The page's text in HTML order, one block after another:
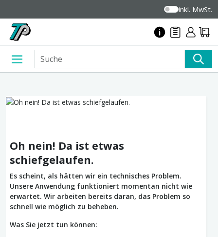
inkl. MwSt.
Oh nein! Da ist etwas
schiefgelaufen.
Es scheint, als hätten wir ein technisches Problem.
Unsere Anwendung funktioniert momentan nicht wie
erwartet. Wir arbeiten bereits daran, das Problem so
schnell wie möglich zu beheben.
Was Sie jetzt tun können: